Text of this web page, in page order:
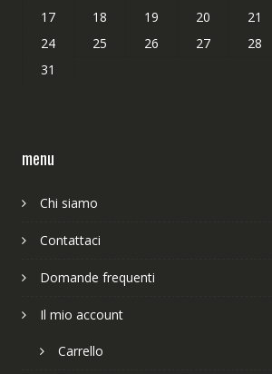
17
18 19 20 21
24
25 26 27 28
31
menu
Chi siamo
Contattaci
Domande frequenti
Il mio account
Carrello